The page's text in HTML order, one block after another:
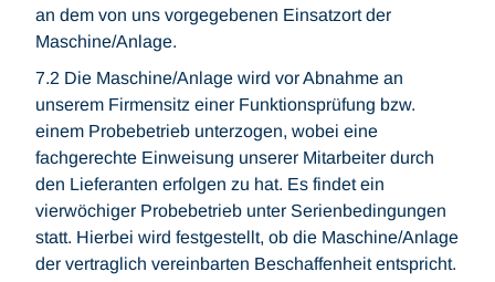
an dem von uns vorgegebenen Einsatzort der
Maschine/Anlage.
7.2 Die Maschine/Anlage wird vor Abnahme an
unserem Firmensitz einer Funktionsprüfung bzw.
einem Probebetrieb unterzogen, wobei eine
fachgerechte Einweisung unserer Mitarbeiter durch
den Lieferanten erfolgen zu hat. Es findet ein
vierwöchiger Probebetrieb unter Serienbedingungen
statt. Hierbei wird festgestellt, ob die Maschine/Anlage
der vertraglich vereinbarten Beschaffenheit entspricht.